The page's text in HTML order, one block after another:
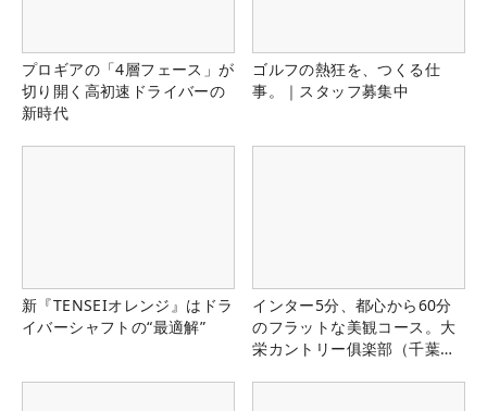
プロギアの「4層フェース」が
切り開く高初速ドライバーの
新時代
ゴルフの熱狂を、つくる仕
事。｜スタッフ募集中
新『TENSEIオレンジ』はドラ
イバーシャフトの“最適解”
インター5分、都心から60分
のフラットな美観コース。大
栄カントリー俱楽部（千葉